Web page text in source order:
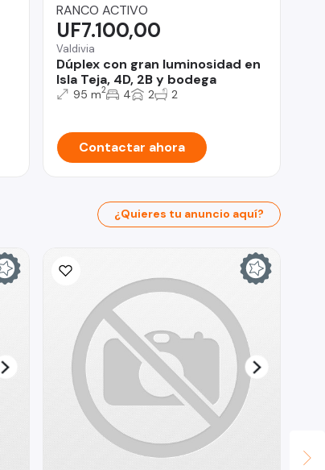
RANCO ACTIVO
Valdivia
Dúplex con gran luminosidad en
Isla Teja, 4D, 2B y bodega
UF7.100,00
95 m2 4 2 2
Contactar ahora
¿Quieres tu anuncio aquí?